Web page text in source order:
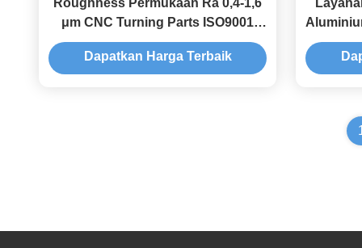
Roughness Permukaan Ra 0,4-1,6
μm CNC Turning Parts ISO9001
Standar FOB Shanghai Atau CIF
Port yang Ditugaskan Bagian
Dapatkan Harga Terbaik